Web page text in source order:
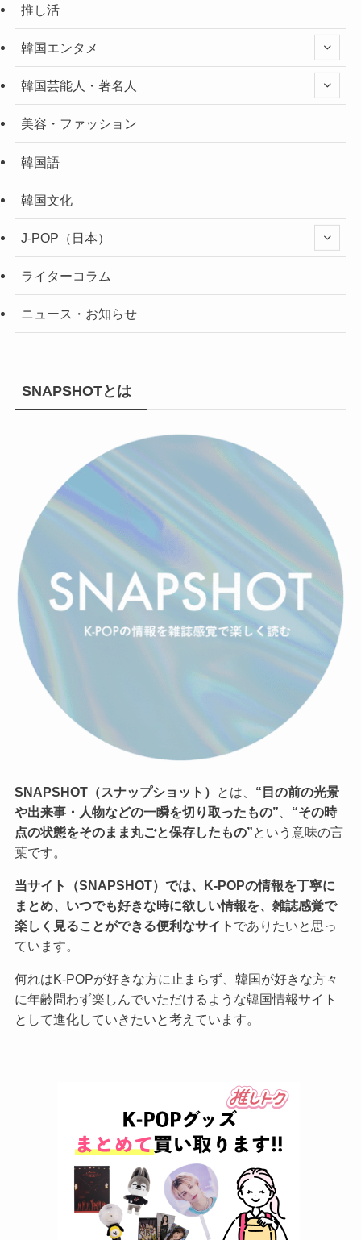
推し活
韓国エンタメ
韓国芸能人・著名人
美容・ファッション
韓国語
韓国文化
J-POP（日本）
ライターコラム
ニュース・お知らせ
SNAPSHOTとは
SNAPSHOT（スナップショット） とは、 “目の前の光景
や出来事・人物などの一瞬を切り取ったもの”
“その時
点の状態をそのまま丸ごと保存したもの”という意味の言
葉です。
当サイト（SNAPSHOT）では、K-POPの情報を丁寧に
まとめ、いつでも好きな時に欲しい情報を、雑誌感覚で
楽しく見ることができる便利なサイト でありたいと思っ
ています。
何れはK-POPが好きな方に止まらず、韓国が好きな方々
に年齢問わず楽しんでいただけるような韓国情報サイト
として進化していきたいと考えています。